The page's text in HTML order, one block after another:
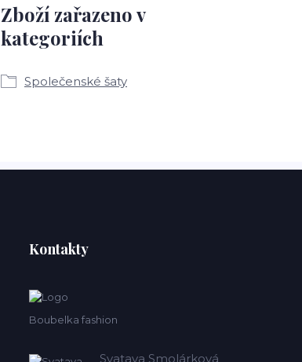
Zboží zařazeno v
kategoriích
Společenské šaty
Kontakty
Boubelka fashion
Svatava Smolárková